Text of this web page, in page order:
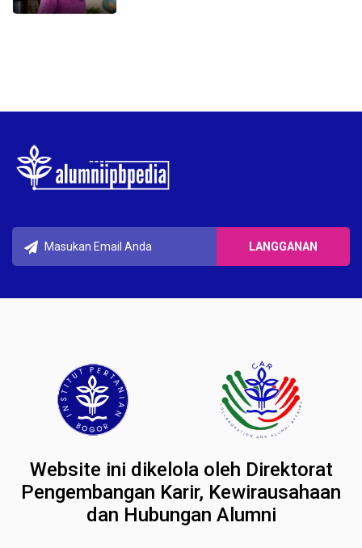
Website ini dikelola oleh Direktorat
Pengembangan Karir, Kewirausahaan
dan Hubungan Alumni